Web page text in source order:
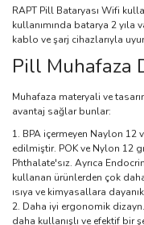
RAPT Pill Bataryası Wifi
kullanımında batarya 2 yıla
kablo ve şarj cihazlarıyla
Pill Muhafaza
Muhafaza materyali ve
avantaj sağlar bunlar:
BPA içermeyen Naylon 12
edilmiştir. POK ve Nylon 12
Phthalate'sız. Ayrıca
kullanan ürünlerden çok
ısıya ve kimyasallara
Daha iyi ergonomik
daha kullanışlı ve efektif bir